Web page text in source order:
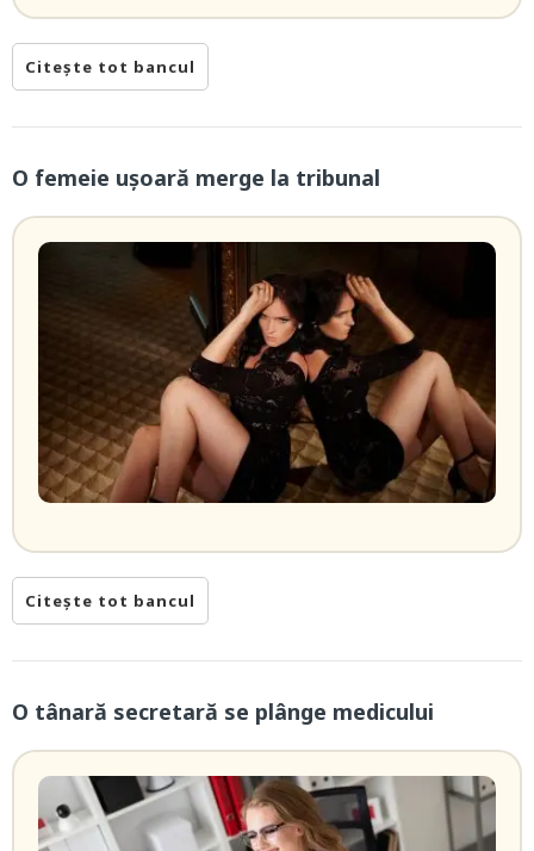
Citește tot bancul
O femeie ușoară merge la tribunal
Citește tot bancul
O tânară secretară se plânge medicului